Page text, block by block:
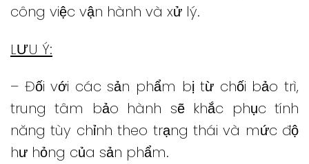
công việc vận hành và xử lý.
LƯU Ý:
– Đối với các sản phẩm bị từ chối bảo trì,
trung tâm bảo hành sẽ khắc phục tính
năng tùy chỉnh theo trạng thái và mức độ
hư hỏng của sản phẩm.